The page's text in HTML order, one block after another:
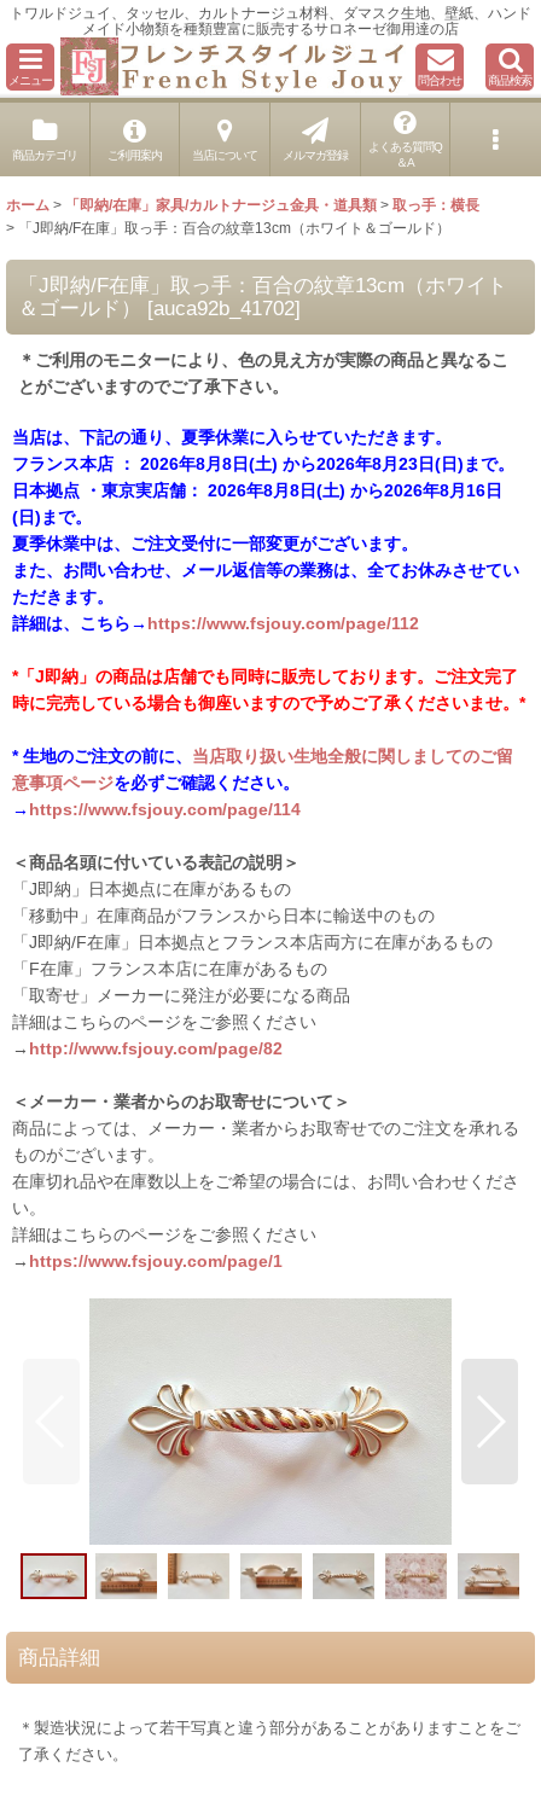
トワルドジュイ、タッセル、カルトナージュ材料、ダマスク生地、壁紙、ハンド
メイド小物類を種類豊富に販売するサロネーゼ御用達の店
メニュー 問合わせ 商品検索
商品カテゴリ ご利用案内 当店について メルマガ登録
よくある質問Q
＆A
ホーム > 「即納/在庫」家具/カルトナージュ金具・道具類 > 取っ手：横長
>
「J即納/F在庫」取っ手：百合の紋章13cm（ホワイト＆ゴールド）
「J即納/F在庫」取っ手：百合の紋章13cm（ホワイト
＆ゴールド）
[auca92b_41702]
＊ご利用のモニターにより、色の見え方が実際の商品と異なるこ
とがございますのでご了承下さい。
当店は、下記の通り、夏季休業に入らせていただきます。
フランス本店 ： 2026年8月8日(土) から2026年8月23日(日)まで。
日本拠点 ・東京実店舗： 2026年8月8日(土) から2026年8月16日
(日)まで。
夏季休業中は、ご注文受付に一部変更がございます。
また、お問い合わせ、メール返信等の業務は、全てお休みさせてい
ただきます。
詳細は、こちら→ https://www.fsjouy.com/page/112
*「J即納」の商品は店舗でも同時に販売しております。ご注文完了
時に完売している場合も御座いますので予めご了承くださいませ。*
* 生地のご注文の前に、 当店取り扱い生地全般に関しましてのご留
意事項ページを必ずご確認ください。
→ https://www.fsjouy.com/page/114
＜商品名頭に付いている表記の説明＞
「J即納」日本拠点に在庫があるもの
「移動中」在庫商品がフランスから日本に輸送中のもの
「J即納/F在庫」日本拠点とフランス本店両方に在庫があるもの
「F在庫」フランス本店に在庫があるもの
「取寄せ」メーカーに発注が必要になる商品
詳細はこちらのページをご参照ください
→ http://www.fsjouy.com/page/82
＜メーカー・業者からのお取寄せについて＞
商品によっては、メーカー・業者からお取寄せでのご注文を承れる
ものがございます。
在庫切れ品や在庫数以上をご希望の場合には、お問い合わせくださ
い。
詳細はこちらのページをご参照ください
→ https://www.fsjouy.com/page/1
商品詳細
＊製造状況によって若干写真と違う部分があることがありますことをご
了承ください。